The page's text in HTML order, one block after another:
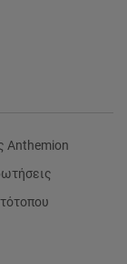
Anthemion